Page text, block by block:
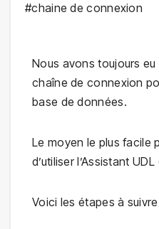
#chaine de connexion
Nous avons toujours eu
chaîne de connexion
base de données.
Le moyen le plus facile
d’utiliser l’Assistant
Voici les étapes à